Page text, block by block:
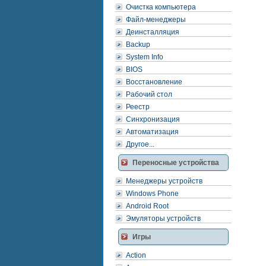
Очистка компьютера
Файл-менеджеры
Деинсталляция
Backup
System Info
BIOS
Восстановление
Рабочий стол
Реестр
Синхронизация
Автоматизация
Другое...
Переносные устройства
Менеджеры устройств
Windows Phone
Android Root
Эмуляторы устройств
Игры
Action